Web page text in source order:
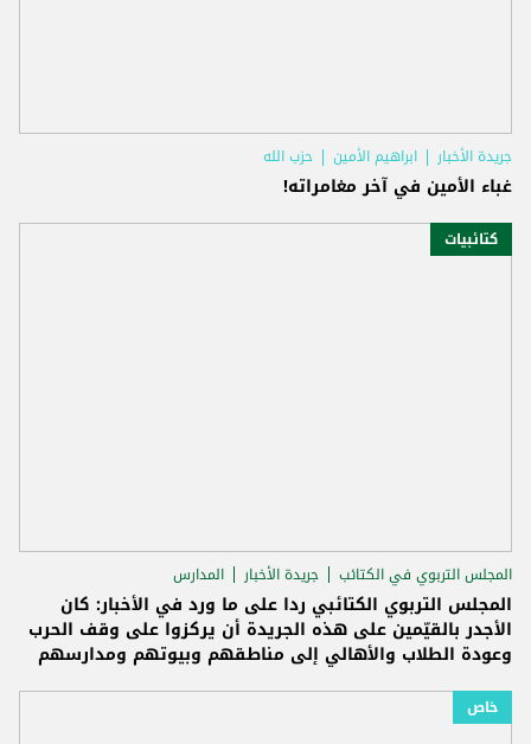
جريدة الأخبار ابراهيم الأمين حزب الله
غباء الأمين في آخر مغامراته!
كتائبيات
المجلس التربوي في الكتائب جريدة الأخبار المدارس
المجلس التربوي الكتائبي ردا على ما ورد في الأخبار: كان
الأجدر بالقيّمين على هذه الجريدة أن يركزوا على وقف الحرب
وعودة الطلاب والأهالي إلى مناطقهم وبيوتهم ومدارسهم
خاص